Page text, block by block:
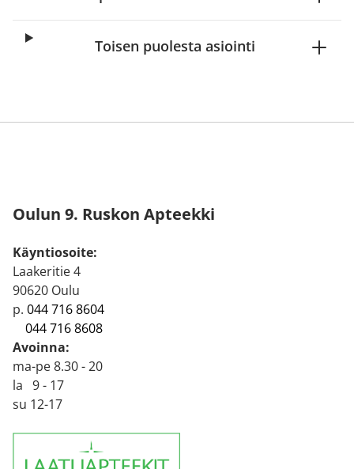
Toisen puolesta asiointi
Oulun 9. Ruskon Apteekki
Käyntiosoite:
Laakeritie 4
90620 Oulu
p. 044 716 8604
044 716 8608
Avoinna:
ma-pe 8.30 - 20
la 9 - 17
su 12-17